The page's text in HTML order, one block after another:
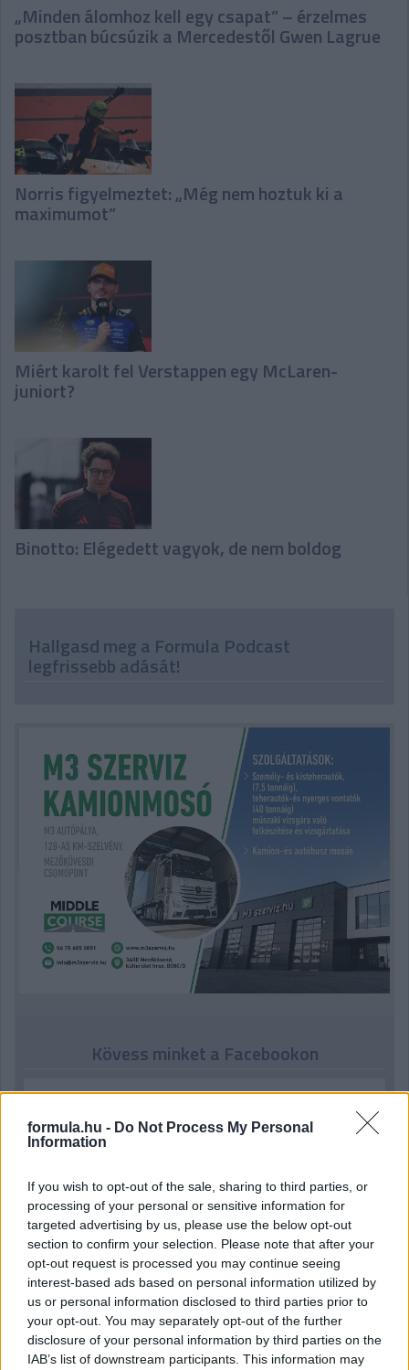
formula.hu - Do Not Process My Personal
Information
If you wish to opt-out of the sale, sharing to third parties, or
processing of your personal or sensitive information for
targeted advertising by us, please use the below opt-out
section to confirm your selection. Please note that after your
opt-out request is processed you may continue seeing
interest-based ads based on personal information utilized by
us or personal information disclosed to third parties prior to
your opt-out. You may separately opt-out of the further
disclosure of your personal information by third parties on the
IAB’s list of downstream participants. This information may
„Minden álomhoz kell egy csapat” – érzelmes
posztban búcsúzik a Mercedestől Gwen Lagrue
Norris figyelmeztet: „Még nem hoztuk ki a
maximumot”
Miért karolt fel Verstappen egy McLaren-
juniort?
Binotto: Elégedett vagyok, de nem boldog
Hallgasd meg a Formula Podcast
legfrissebb adását!
Kövess minket a Facebookon
Parc Fermé
1 órája
Az F1-es Német Nagydíj „mindenképpen megvalósul”
Domenicali szerint